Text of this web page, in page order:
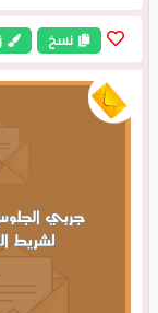
نسخ